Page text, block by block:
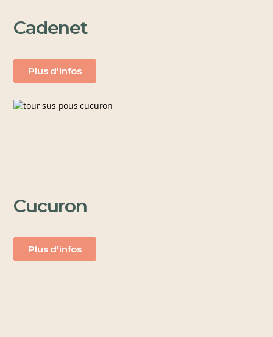
Cadenet
Plus d'infos
Cucuron
Plus d'infos